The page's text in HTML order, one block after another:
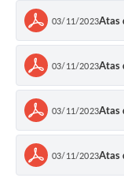
03/11/2023Atas
03/11/2023Atas
03/11/2023Atas
03/11/2023Atas